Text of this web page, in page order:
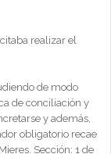
realizar el
de modo
de conciliación y
y además,
obligatorio recae
Sección: 1 de